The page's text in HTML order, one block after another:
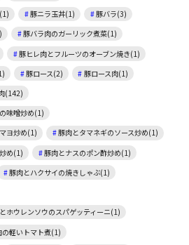
豚ニラ玉丼(1)
豚バラ(3)
豚バラ肉のガーリック煮菜(1)
豚ヒレ肉とフルーツのオーブン焼き(1)
豚ロース(2)
豚ロース肉(1)
(142)
味噌炒め(1)
ヨ炒め(1)
豚肉とタマネギのソース炒め(1)
め(1)
豚肉とナスのポン酢炒め(1)
豚肉とハクサイの焼きしゃぶ(1)
ホウレンソウのスパゲッティーニ(1)
の軽いトマト煮(1)